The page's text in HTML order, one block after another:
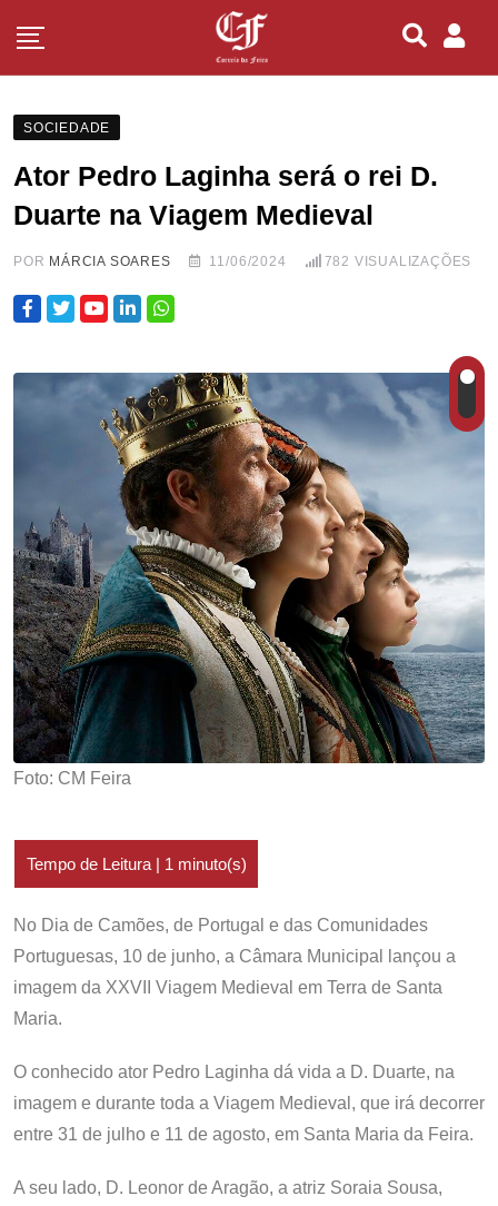
SOCIEDADE
Ator Pedro Laginha será o rei D.
Duarte na Viagem Medieval
POR MÁRCIA SOARES 11/06/2024 782 VISUALIZAÇÕES
Foto: CM Feira
No Dia de Camões, de Portugal e das Comunidades
Portuguesas, 10 de junho, a Câmara Municipal lançou a
imagem da XXVII Viagem Medieval em Terra de Santa
Maria.
O conhecido ator Pedro Laginha dá vida a D. Duarte, na
imagem e durante toda a Viagem Medieval, que irá decorrer
entre 31 de julho e 11 de agosto, em Santa Maria da Feira.
A seu lado, D. Leonor de Aragão, a atriz Soraia Sousa,